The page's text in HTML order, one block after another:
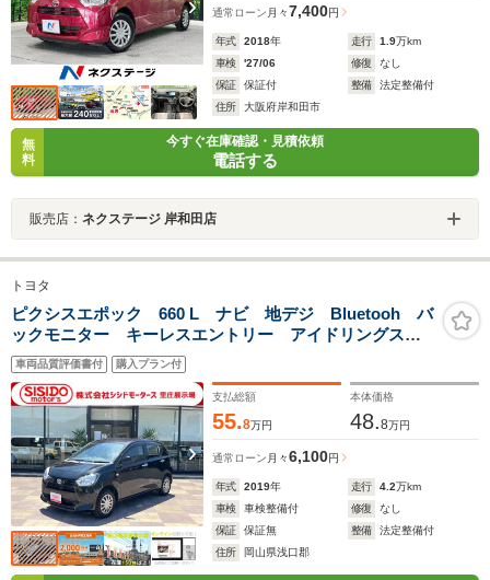
通常ローン 月々7,400円
年式 2018年 走行 1.9万km
車検
'27/06 修復
なし
保証
保証付 整備
法定整備付
住所
大阪府岸和田市
無
料
今すぐ在庫確認・見積依頼
電話する
販売店： ネクステージ 岸和田店
トヨタ
ピクシスエポック 660 L ナビ 地デジ Bluetooh バ
ックモニター キーレスエントリー アイドリングスト
ップ 横滑り防止 衝突安全ボディー Wエアバック
ABS 禁煙車
車両品質評価書付 購入プラン付
支払総額
55.8万円
本体価格
48.8万円
通常ローン 月々6,100円
年式 2019年 走行 4.2万km
車検
車検整備付 修復
なし
保証
保証無 整備
法定整備付
住所
岡山県浅口郡